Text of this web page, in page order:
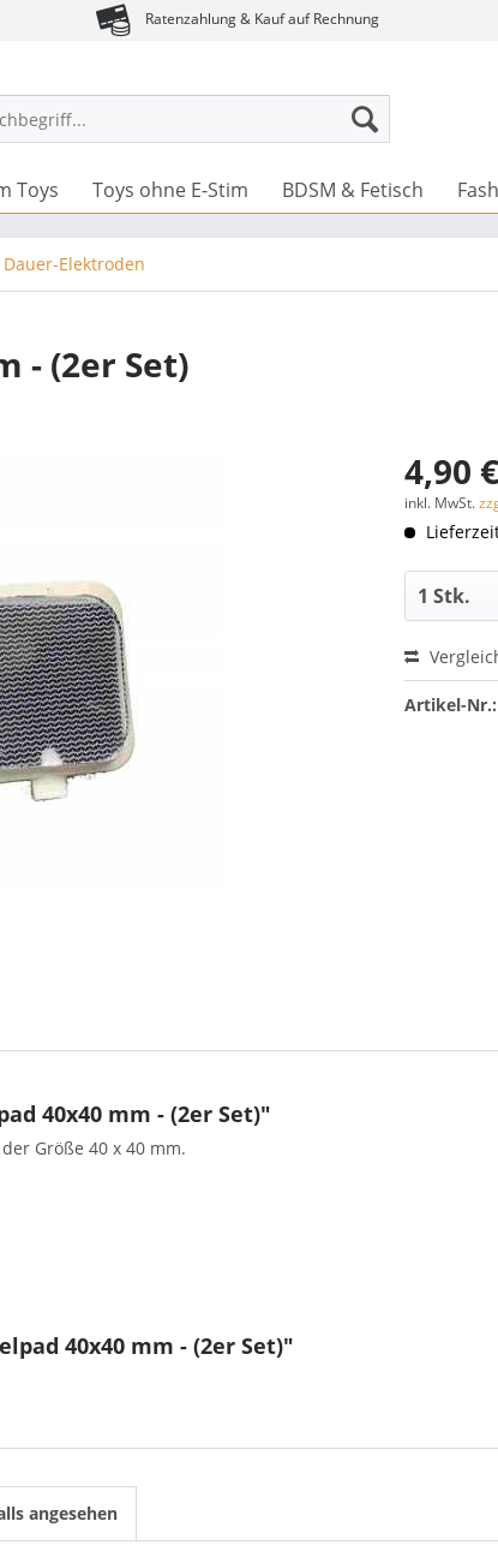
Ratenzahlung & Kauf auf Rechnung
Toys Toys ohne E-Stim BDSM & Fetisch
Elektroden
- (2er Set)
4,90 €
inkl. MwSt.
Artikel-Nr.:
40x40 mm - (2er Set)"
Größe 40 x 40 mm.
40x40 mm - (2er Set)"
angesehen